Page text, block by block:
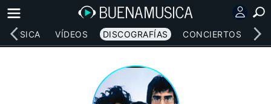
MÚSICA VÍDEOS DISCOGRAFÍAS CONCIERTOS